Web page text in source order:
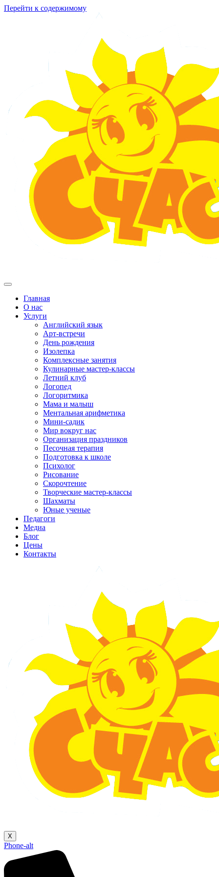
Перейти к содержимому
Главная
О нас
Услуги
Английский язык
Арт-встречи
День рождения
Изолепка
Комплексные занятия
Кулинарные мастер-классы
Летний клуб
Логопед
Логоритмика
Мама и малыш
Ментальная арифметика
Мини-садик
Мир вокруг нас
Организация праздников
Песочная терапия
Подготовка к школе
Психолог
Рисование
Скорочтение
Творческие мастер-классы
Шахматы
Юные ученые
Педагоги
Медиа
Блог
Цены
Контакты
X
Phone-alt